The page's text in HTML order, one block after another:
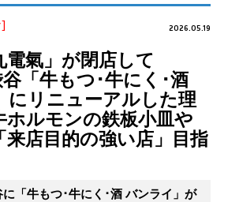
2026.05.19
電氣」が閉店して
「牛もつ･牛にく･酒
にリニューアルした理
ホルモンの鉄板小皿や
来店目的の強い店」目指
「牛もつ･牛にく･酒 バンライ」が